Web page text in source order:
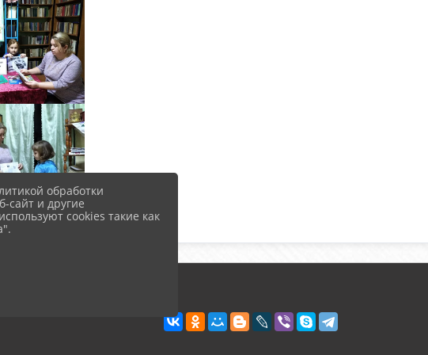
обработки
сайт и другие
cookies такие как